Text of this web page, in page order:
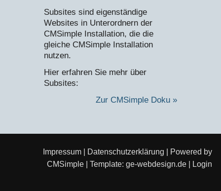
Subsites sind eigenständige
Websites in Unterordnern der
CMSimple Installation, die die
gleiche CMSimple Installation
nutzen.
Hier erfahren Sie mehr über
Subsites:
Zur CMSimple Doku »
Impressum Datenschutzerklärung | Powered by
CMSimple | Template:ge-webdesign.de Login